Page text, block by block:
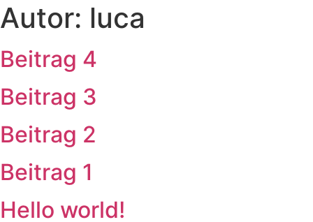
Autor: luca
Beitrag 4
Beitrag 3
Beitrag 2
Beitrag 1
Hello world!